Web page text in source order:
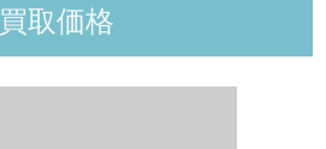
買取価格